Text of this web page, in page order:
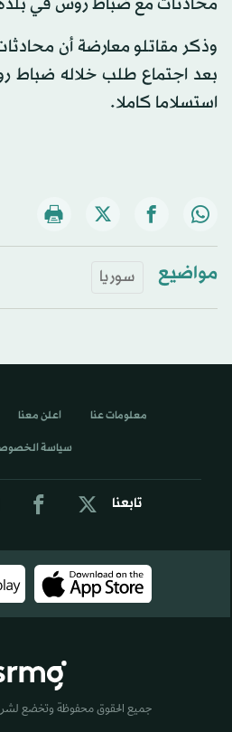
وذكر مقاتلو معارضة أن
بعد اجتماع طلب خلاله ضباط
استسلاما كاملا.
مواضيع سوريا
تابعنا
معلومات عنا اعلن معنا
سياسة
جميع الحقوق محفوظة وتخضع